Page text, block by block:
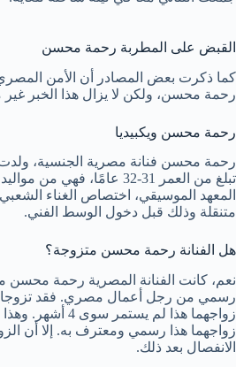
القبض على المطربة رحمة محسن
كما ذكرت بعض المصادر أن الأمن
رحمة محسن، ولكن لا يزال هذا الخبر
رحمة محسن ويكبيديا
رحمة محسن فنانة مصرية الجنسية، ولدت
المعهد الموسيقي، اختصاص الغناء
متنقلة وذلك قبل دخول الوسط الفني.
هل الفنانة رحمة محسن متزوجة؟
نعم، كانت الفنانة المصرية رحمة
زواجهما هذا لم
زواجهما هذا رسمي ومعترف به. إلا أن
الانفصال بعد ذلك.